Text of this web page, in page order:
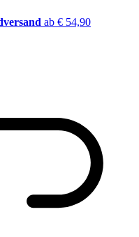
ab € 54,90